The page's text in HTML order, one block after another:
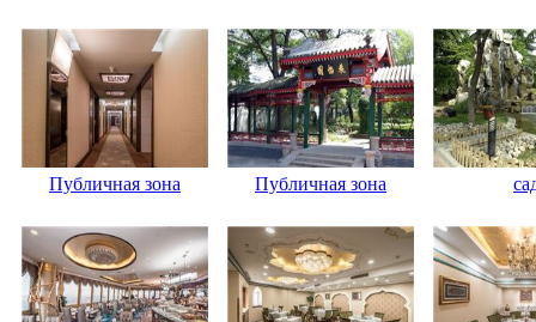
Публичная зона Публичная зона